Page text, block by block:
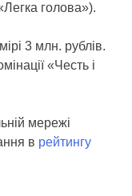
голова»).
3 млн. рублів.
«Честь і
мережі
в рейтингу